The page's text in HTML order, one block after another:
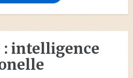
intelligence